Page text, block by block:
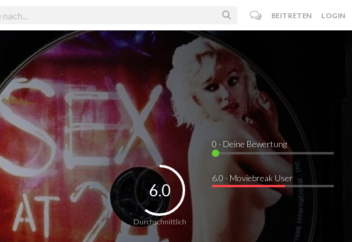
BEITRETEN LOGIN
Durchschnittlich
6.0
0 · Deine Bewertung
6.0 · Moviebreak User